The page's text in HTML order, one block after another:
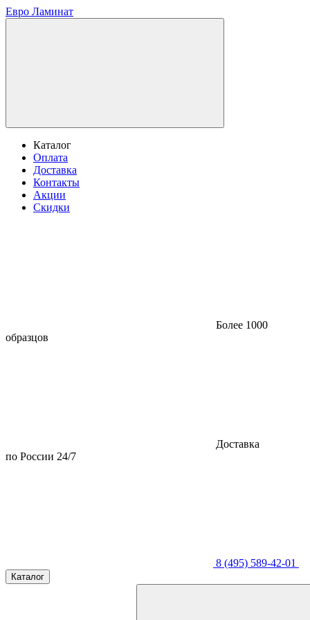
Евро Ламинат
Каталог
Оплата
Доставка
Контакты
Акции
Скидки
Более 1000
образцов
Доставка
по России 24/7
8 (495) 589-42-01
Каталог